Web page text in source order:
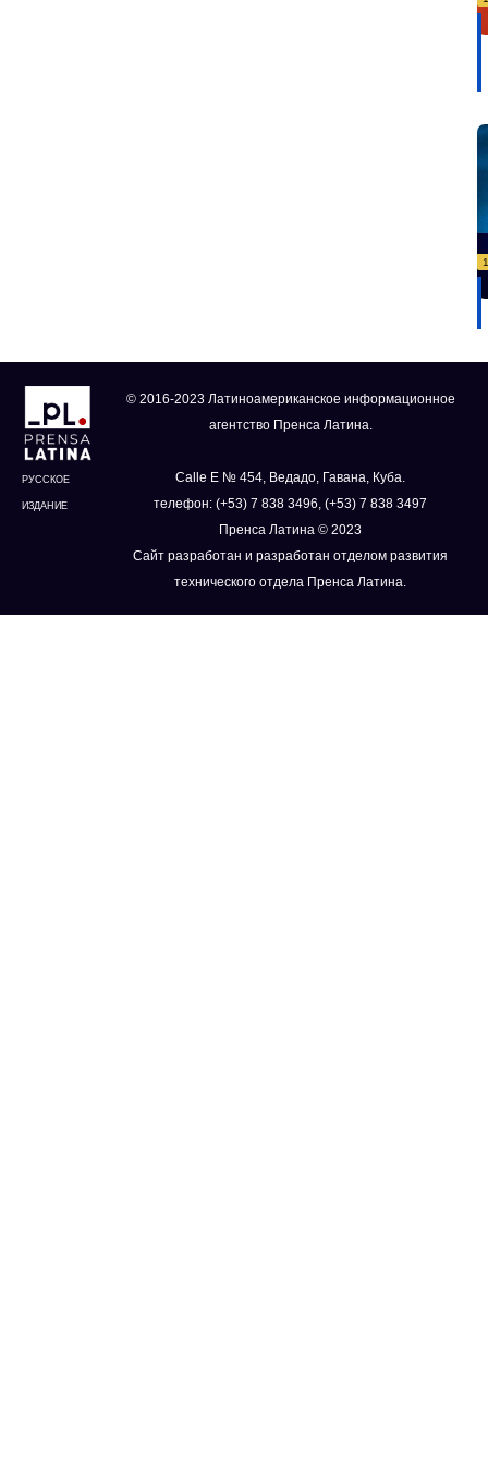
РУССКОЕ
ИЗДАНИЕ
© 2016-2023 Латиноамериканское информационное
агентство Пренса Латина.
Calle E № 454, Ведадо, Гавана, Куба.
телефон: (+53) 7 838 3496, (+53) 7 838 3497
Пренса Латина © 2023
Сайт разработан и разработан отделом развития
технического отдела Пренса Латина.